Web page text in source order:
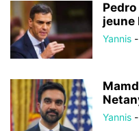
jeune
Yannis -
Yannis -